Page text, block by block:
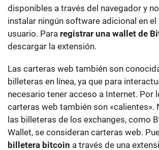
disponibles a través del navegador y
instalar ningún software adicional en
usuario. Para registrar una wallet de
descargar la extensión.
Las carteras web también son
billeteras en línea, ya que para
necesario tener acceso a Internet. Por
carteras web también son «calientes».
las billeteras de los exchanges, como
Wallet, se consideran carteras web.
billetera bitcoin a través de una